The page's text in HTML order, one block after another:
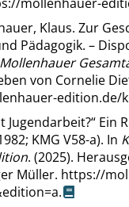
Klaus. Zur
Pädagogik. –
von Cornelie
edition.de/
Jugendarbeit?“ Ein
KMG V58-a). In
. (2025).
Müller. https://
.